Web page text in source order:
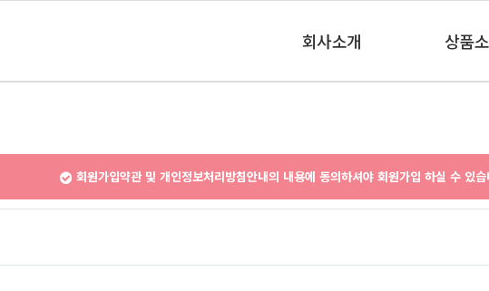
회사소개
오시는길
상품
회원가입약관 및 개인정보처리방침안내의 내용에 동의하셔야 회원가입 하실 수 있